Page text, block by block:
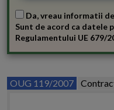
Da, vreau informatii
Sunt de acord ca datele
Regulamentului UE 679/
OUG 119/2007